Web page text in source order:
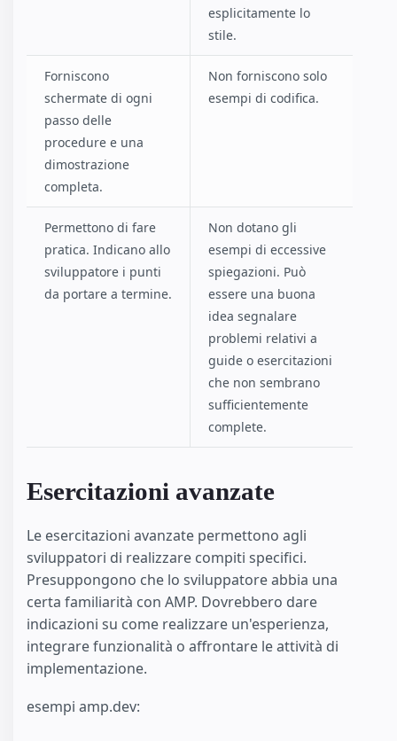
esplicitamente lo
stile.
Forniscono
schermate di ogni
passo delle
procedure e una
dimostrazione
completa.
Non forniscono solo
esempi di codifica.
Permettono di fare
pratica. Indicano allo
sviluppatore i punti
da portare a termine.
Non dotano gli
esempi di eccessive
spiegazioni. Può
essere una buona
idea segnalare
problemi relativi a
guide o esercitazioni
che non sembrano
sufficientemente
complete.
Esercitazioni avanzate
Le esercitazioni avanzate permettono agli
sviluppatori di realizzare compiti specifici.
Presuppongono che lo sviluppatore abbia una
certa familiarità con AMP. Dovrebbero dare
indicazioni su come realizzare un'esperienza,
integrare funzionalità o affrontare le attività di
implementazione.
esempi amp.dev: